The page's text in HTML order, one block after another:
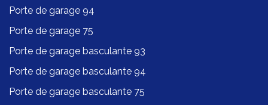
Porte de garage 94
Porte de garage 75
Porte de garage basculante 93
Porte de garage basculante 94
Porte de garage basculante 75